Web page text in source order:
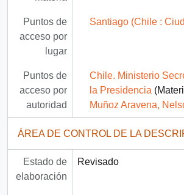
Puntos de
acceso por
lugar
Santiago (Chile :
Puntos de
acceso por
autoridad
Chile. Ministerio
la Presidencia
Muñoz Aravena,
ÁREA DE CONTROL DE LA
Estado de
elaboración
Revisado